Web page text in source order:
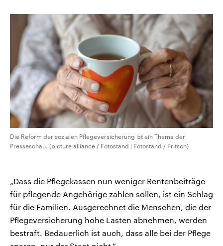
Wahlprogramme, aktuelle Berichte
und Hintergründe zu den Parteien
und Kandidaten der anstehenden
Wahl.
Sendungen Programm Podcasts
Audio-Archiv
Die Reform der sozialen Pflegeversicherung ist ein Thema der
Presseschau. (picture alliance / Fotostand | Fotostand / Fritsch)
„Dass die Pflegekassen nun weniger Rentenbeiträge
für pflegende Angehörige zahlen sollen, ist ein Schlag
für die Familien. Ausgerechnet die Menschen, die der
Pflegeversicherung hohe Lasten abnehmen, werden
bestraft. Bedauerlich ist auch, dass alle bei der Pflege